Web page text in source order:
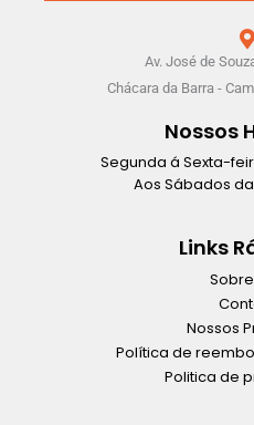
Av. José de
Chácara da Barra -
Nossos
Segunda á Sexta-
Aos Sábados
Links
Nossos
Política de
Politica de